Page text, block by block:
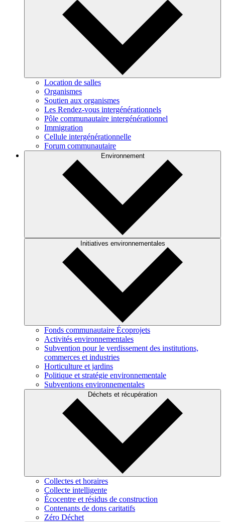
Location de salles
Organismes
Soutien aux organismes
Les Rendez-vous intergénérationnels
Pôle communautaire intergénérationnel
Immigration
Cellule intergénérationnelle
Forum communautaire
Environnement
Initiatives environnementales
Fonds communautaire Écoprojets
Activités environnementales
Subvention pour le verdissement des institutions,
commerces et industries
Horticulture et jardins
Politique et stratégie environnementale
Subventions environnementales
Déchets et récupération
Collectes et horaires
Collecte intelligente
Écocentre et résidus de construction
Contenants de dons caritatifs
Zéro Déchet